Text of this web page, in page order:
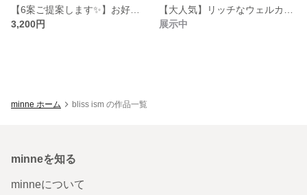
3,200円
展示中
minne ホーム bliss ism の作品一覧
minneを知る
minneについて